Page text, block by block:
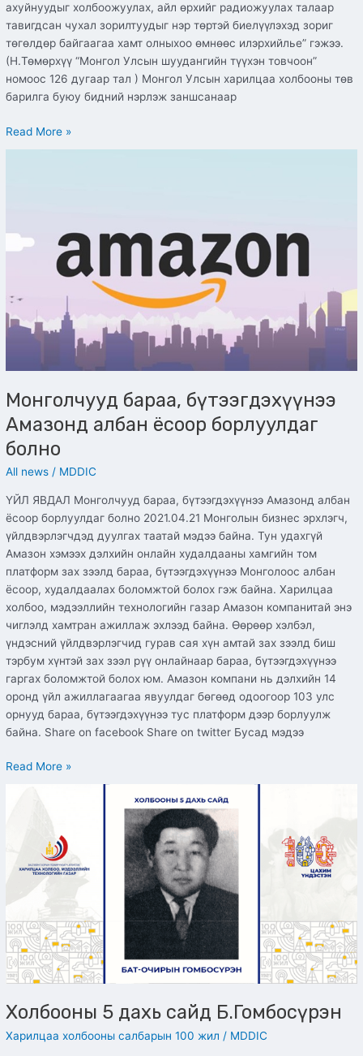
ахуйнуудыг холбоожуулах, айл өрхийг радиожуулах талаар
тавигдсан чухал зорилтуудыг нэр төртэй биелүүлэхэд зориг
төгөлдөр байгаагаа хамт олныхоо өмнөөс илэрхийлье” гэжээ.
(Н.Төмөрхүү “Монгол Улсын шуудангийн түүхэн товчоон”
номоос 126 дугаар тал ) Монгол Улсын харилцаа холбооны төв
барилга буюу бидний нэрлэж заншсанаар
Read More »
Монголчууд бараа, бүтээгдэхүүнээ
Амазонд албан ёсоор борлуулдаг
болно
All news / MDDIC
ҮЙЛ ЯВДАЛ Монголчууд бараа, бүтээгдэхүүнээ Амазонд албан
ёсоор борлуулдаг болно 2021.04.21 Монголын бизнес эрхлэгч,
үйлдвэрлэгчдэд дуулгах таатай мэдээ байна. Тун удахгүй
Амазон хэмээх дэлхийн онлайн худалдааны хамгийн том
платформ зах зээлд бараа, бүтээгдэхүүнээ Монголоос албан
ёсоор, худалдаалах боломжтой болох гэж байна. Харилцаа
холбоо, мэдээллийн технологийн газар Амазон компанитай энэ
чиглэлд хамтран ажиллаж эхлээд байна. Өөрөөр хэлбэл,
үндэсний үйлдвэрлэгчид гурав сая хүн амтай зах зээлд биш
тэрбум хүнтэй зах зээл рүү онлайнаар бараа, бүтээгдэхүүнээ
гаргах боломжтой болох юм. Амазон компани нь дэлхийн 14
оронд үйл ажиллагаагаа явуулдаг бөгөөд одоогоор 103 улс
орнууд бараа, бүтээгдэхүүнээ тус платформ дээр борлуулж
байна. Share on facebook Share on twitter Бусад мэдээ
ёсоор
борлуулдаг
Read More »
Холбооны 5 дахь сайд Б.Гомбосүрэн
Харилцаа холбооны салбарын 100 жил / MDDIC
Б.Гомбосүрэн